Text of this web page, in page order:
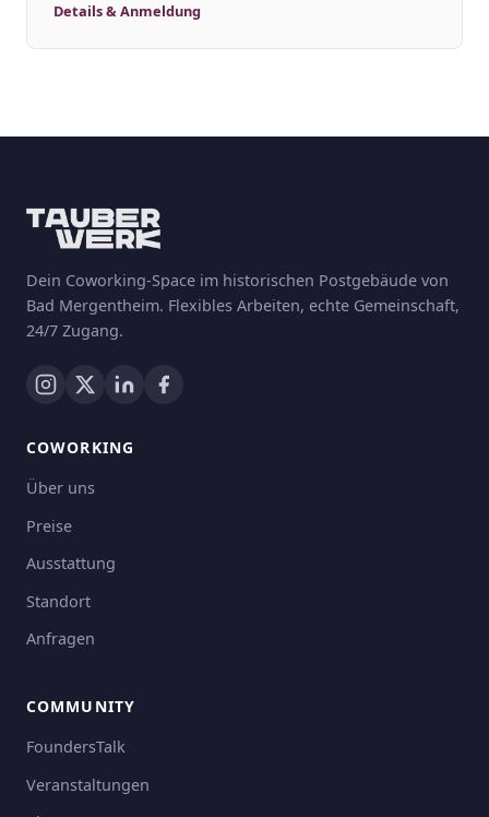
Details & Anmeldung
Dein Coworking-Space im historischen Postgebäude von
Bad Mergentheim. Flexibles Arbeiten, echte Gemeinschaft,
24/7 Zugang.
COWORKING
Über uns
Preise
Ausstattung
Standort
Anfragen
COMMUNITY
FoundersTalk
Veranstaltungen